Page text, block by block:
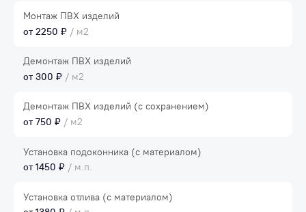
Монтаж ПВХ изделий
от 2250 ₽ / м2
Демонтаж ПВХ изделий
от 300 ₽ / м2
Демонтаж ПВХ изделий (с сохранением)
от 750 ₽ / м2
Установка подоконника (с материалом)
от 1450 ₽ / м.п.
Установка отлива (с материалом)